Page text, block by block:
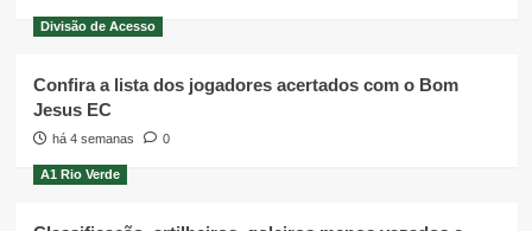
Divisão de Acesso
Confira a lista dos jogadores acertados com o Bom
Jesus EC
há 4 semanas 0
A1 Rio Verde